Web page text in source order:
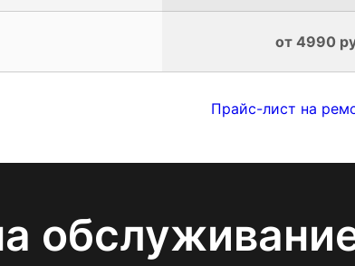
от 4990
Прайс-лист на